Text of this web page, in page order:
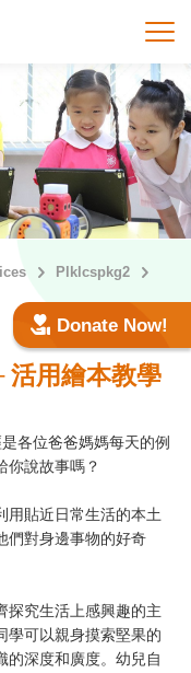
打
Plklcspkg2
Donate Now!
活用繪本教學
各位爸爸媽媽每天的例
你說故事嗎？
用貼近日常生活的本土
們對身邊事物的好奇
探究生活上感興趣的主
學可以親身摸索堅果的
的深度和廣度。幼兒自